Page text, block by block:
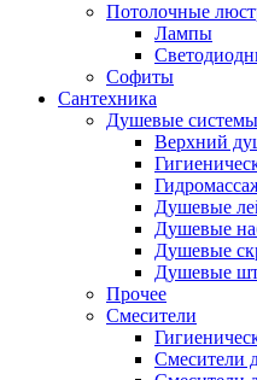
Потолочные
Лампы
Софиты
Сантехника
Душевые системы
Верхний
Душевые
Душевые
Душевые
Душевые
Прочее
Смесители
Смесители